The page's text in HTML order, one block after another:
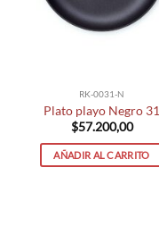
RK-0031-N
Plato playo Negro 31
$57.200,00
AÑADIR AL CARRITO